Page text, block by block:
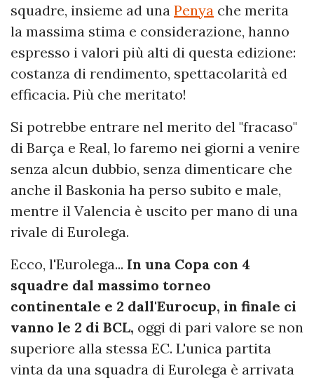
squadre, insieme ad una Penya che merita
la massima stima e considerazione, hanno
espresso i valori più alti di questa edizione:
costanza di rendimento, spettacolarità ed
efficacia. Più che meritato!
Si potrebbe entrare nel merito del "fracaso"
di Barça e Real, lo faremo nei giorni a venire
senza alcun dubbio, senza dimenticare che
anche il Baskonia ha perso subito e male,
mentre il Valencia è uscito per mano di una
rivale di Eurolega.
Ecco, l'Eurolega... In una Copa con 4
squadre dal massimo torneo
continentale e 2 dall'Eurocup, in finale ci
vanno le 2 di BCL, oggi di pari valore se non
superiore alla stessa EC. L'unica partita
vinta da una squadra di Eurolega è arrivata